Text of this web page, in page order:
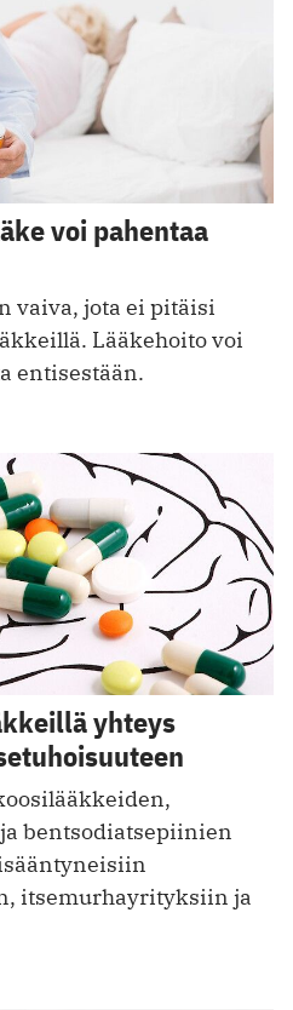
voi pahentaa
vaiva, jota ei pitäisi
Lääkehoito voi
entisestään.
yhteys
bentsodiatsepiinien
itsemurhayrityksiin ja